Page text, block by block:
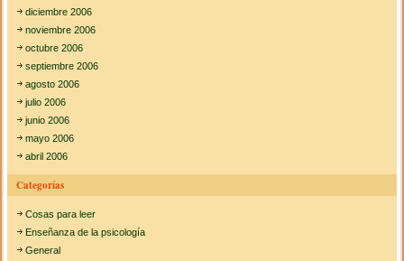
diciembre 2006
noviembre 2006
octubre 2006
septiembre 2006
agosto 2006
julio 2006
junio 2006
mayo 2006
abril 2006
Categorías
Cosas para leer
Enseñanza de la psicología
General